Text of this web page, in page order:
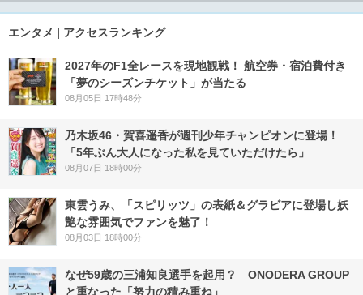
エンタメ | アクセスランキング
2027年のF1全レースを現地観戦！ 航空券・宿泊費付き
「夢のシーズンチケット」が当たる
08月05日 17時48分
乃木坂46・賀喜遥香が週刊少年チャンピオンに登場！
「5年ぶん大人になった私を見ていただけたら」
08月07日 18時00分
東雲うみ、「スピリッツ」の表紙＆グラビアに登場し妖
艶な雰囲気でファンを魅了！
08月03日 18時00分
なぜ59歳の三浦知良選手を起用？ ONODERA GROUP
と重なった「努力の積み重ね」